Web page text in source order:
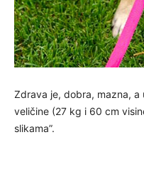
Zdrava je, dobra, mazna, a
veličine (27 kg i 60 cm
slikama”.